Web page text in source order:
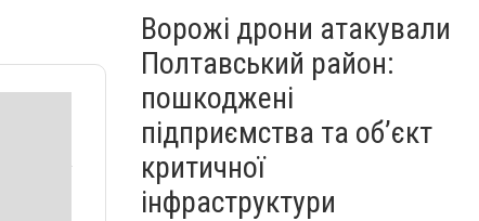
Ворожі дрони атакували
Полтавський район:
пошкоджені
підприємства та об’єкт
критичної
інфраструктури